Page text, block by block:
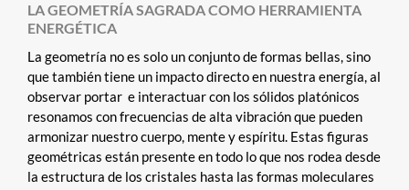
LA GEOMETRÍA SAGRADA COMO HERRAMIENTA
ENERGÉTICA
La geometría no es solo un conjunto de formas bellas, sino
que también tiene un impacto directo en nuestra energía, al
observar portar e interactuar con los sólidos platónicos
resonamos con frecuencias de alta vibración que pueden
armonizar nuestro cuerpo, mente y espíritu. Estas figuras
geométricas están presente en todo lo que nos rodea desde
la estructura de los cristales hasta las formas moleculares